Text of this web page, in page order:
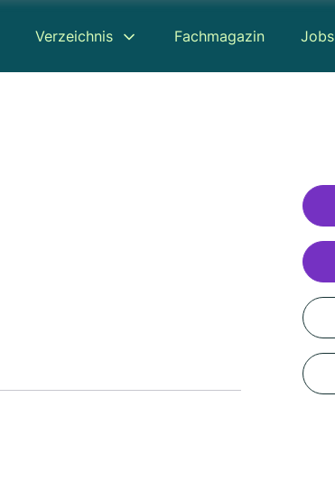
Verzeichnis Fachmagazin Jobs